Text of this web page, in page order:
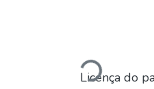
Carregando...
Licença do